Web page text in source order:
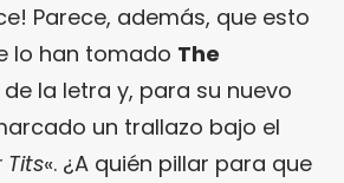
Parece, además, que esto
lo han tomado The
la letra y, para su nuevo
un trallazo bajo el
Tits«. ¿A quién pillar para que